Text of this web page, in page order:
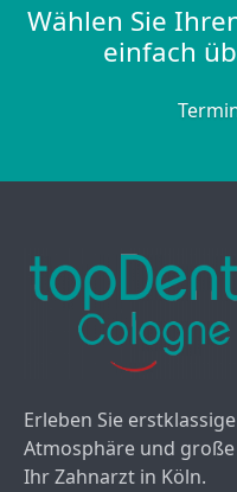
Wählen Sie
einfach
Erleben Sie
Atmosphäre und
Ihr Zahnarzt in Köln.